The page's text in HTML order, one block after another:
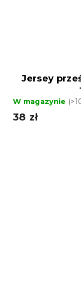
Jersey
W magazynie
38 zł